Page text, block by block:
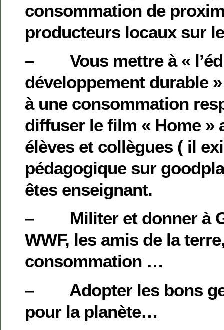
consommation de
producteurs locaux sur
– Vous mettre à «
développement durable
à une consommation
diffuser le film « Home »
élèves et collègues ( il
pédagogique sur
êtes enseignant.
– Militer et donner à
WWF, les amis de la
consommation …
– Adopter les bons
pour la planète…